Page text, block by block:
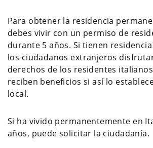
Para obtener la residencia
debes vivir con un permiso de
durante 5 años. Si tienen
los ciudadanos extranjeros
derechos de los residentes
reciben beneficios si así lo
local.
Si ha vivido permanentemente en
años, puede solicitar la ciudadanía.